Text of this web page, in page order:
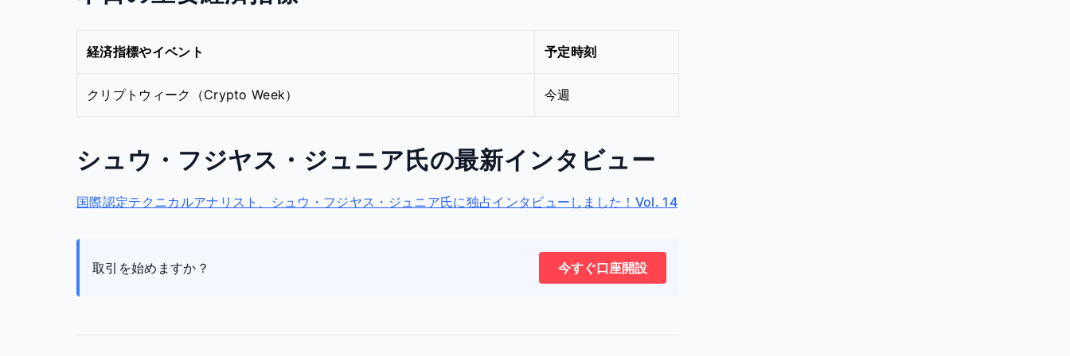
経済指標やイベント 予定時刻
クリプトウィーク（Crypto Week） 今週
シュウ・フジヤス・ジュニア氏の最新インタビュー
国際認定テクニカルアナリスト、シュウ・フジヤス・ジュニア氏に独占インタビューしました！Vol. 14
取引を始めますか？ 今すぐ口座開設